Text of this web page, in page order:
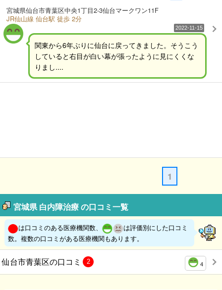
宮城県仙台市青葉区中央1丁目2-3仙台マークワン11F
JR仙山線 仙台駅 徒歩 2分
2022-11-15
関東から6年ぶりに仙台に戻ってきました。そうこう
していると右目が白い幕が張ったように見にくくな
りまし....
1
宮城県 白内障治療 の口コミ一覧
は口コミのある医療機関数、
は評価別にした口コミ
数。複数の口コミがある医療機関もあります。
仙台市青葉区の口コミ 4
2